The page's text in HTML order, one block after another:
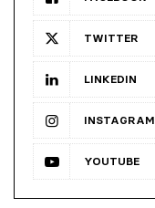
TWITTER
LINKEDIN
INSTAGRAM
YOUTUBE